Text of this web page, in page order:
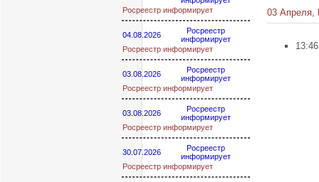
Росреестр информирует
04.08.2026
Росреестр
информирует
Росреестр информирует
03.08.2026
Росреестр
информирует
Росреестр информирует
03.08.2026
Росреестр
информирует
Росреестр информирует
30.07.2026
Росреестр
информирует
Росреестр информирует
03 Апреля,
13:46